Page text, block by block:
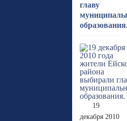
главу
19
декабря 2010